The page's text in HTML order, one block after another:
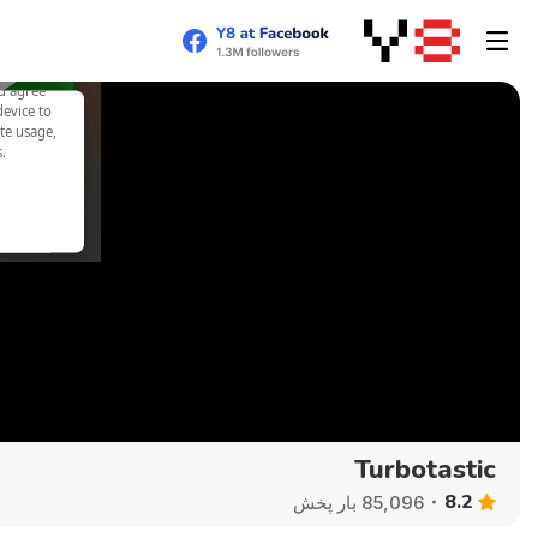
Turbotastic
8.2 85,096 بار پخش